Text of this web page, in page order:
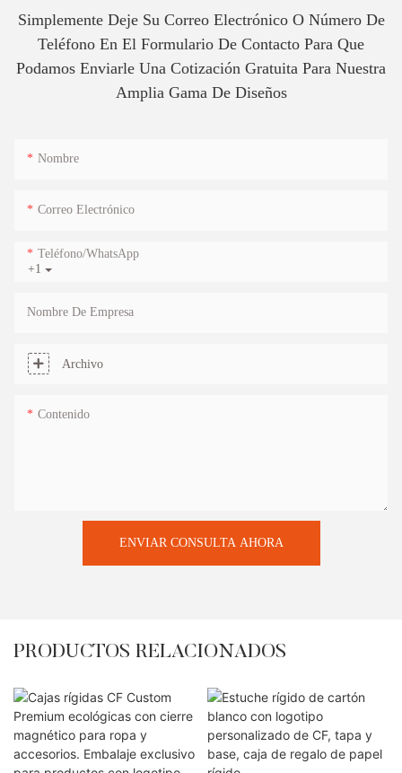
Simplemente Deje Su Correo Electrónico O Número De
Teléfono En El Formulario De Contacto Para Que
Podamos Enviarle Una Cotización Gratuita Para Nuestra
Amplia Gama De Diseños
Nombre
Correo Electrónico
+1
Teléfono/WhatsApp
Nombre De Empresa
Archivo
Contenido
ENVIAR CONSULTA AHORA
PRODUCTOS RELACIONADOS